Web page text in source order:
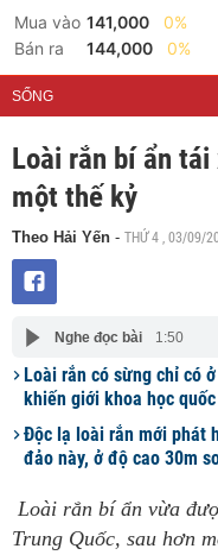
Mua vào 141,000
0%
Bán ra
144,000 0%
SỐNG
Loài rắn bí ẩn tái
một thế kỷ
Theo Hải Yến - THỨ 4 , 03/09/
Nghe đọc bài 1:50
Loài rắn có sừng chỉ có
khiến giới khoa học
Độc lạ loài rắn mới phát
đảo này, ở độ cao 30m
Loài rắn bí ẩn vừa
Trung Quốc, sau hơn